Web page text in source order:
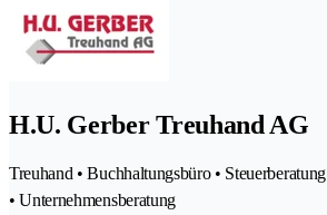
H.U. Gerber Treuhand AG
Treuhand • Buchhaltungsbüro • Steuerberatung
• Unternehmensberatung